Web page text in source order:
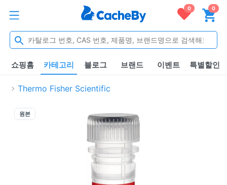
0 0
쇼핑홈 카테고리 블로그 브랜드 이벤트 특별할인
Thermo Fisher Scientific
원본